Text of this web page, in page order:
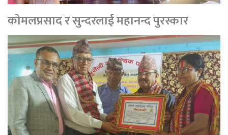
कोमलप्रसाद र सुन्दरलाई महानन्द पुरस्कार